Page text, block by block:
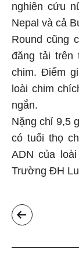
nghiên cứu
Nepal và cả
Round cũng
đăng tải trên
chim. Điểm
loài chim
ngắn.
Nặng chỉ 9,5
có tuổi thọ
ADN của
Trường ĐH